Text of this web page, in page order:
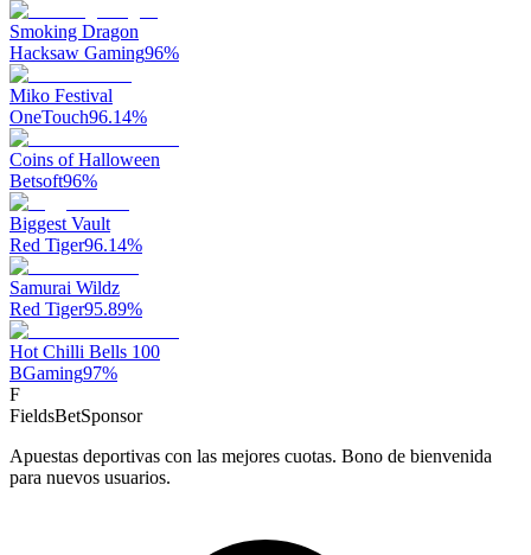
Smoking Dragon
Hacksaw Gaming96%
Miko Festival
OneTouch96.14%
Coins of Halloween
Betsoft96%
Biggest Vault
Red Tiger96.14%
Samurai Wildz
Red Tiger95.89%
Hot Chilli Bells 100
BGaming97%
F
FieldsBetSponsor
Apuestas deportivas con las mejores cuotas. Bono de bienvenida
para nuevos usuarios.